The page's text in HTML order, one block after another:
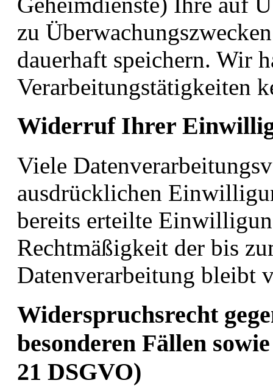
zu
dauerhaft speichern. Wir
Verarbeitungstätigkeiten
Widerruf Ihrer
Viele
ausdrücklichen
bereits erteilte
Rechtmäßigkeit der bis
Datenverarbeitung bleibt
Widerspruchsrecht
besonderen Fällen
21 DSGVO)